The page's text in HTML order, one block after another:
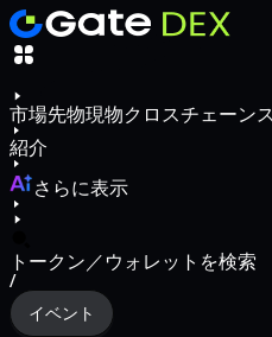
市場先物現物クロスチェーン
紹介
さらに表示
トークン／ウォレットを検索
/
イベント